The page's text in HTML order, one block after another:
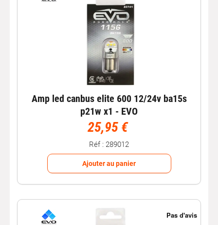
Amp led canbus elite 600 12/24v ba15s
p21w x1 - EVO
25,95 €
Réf : 289012
Ajouter au panier